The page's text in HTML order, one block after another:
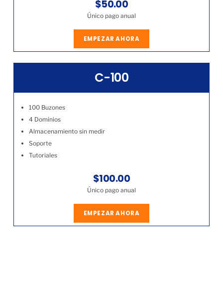
$50.00
Único pago anual
EMPEZAR AHORA
C-100
100 Buzones
4 Dominios
Almacenamiento sin medir
Soporte
Tutoriales
$100.00
Único pago anual
EMPEZAR AHORA